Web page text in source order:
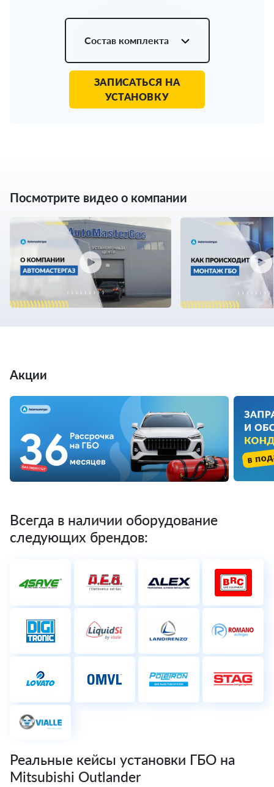
Состав комплекта
ЗАПИСАТЬСЯ НА
УСТАНОВКУ
Посмотрите видео о компании
Акции
Всегда в наличии оборудование
следующих брендов:
Реальные кейсы установки ГБО на
Mitsubishi Outlander